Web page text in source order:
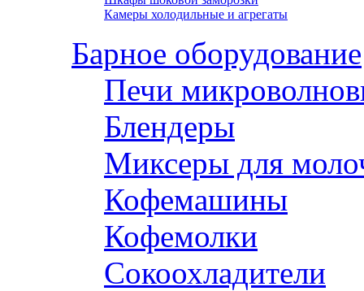
Камеры холодильные и агрегаты
Барное оборудование
Печи
Блендеры
Миксеры для
Кофемашины
Кофемолки
Сокоохладители